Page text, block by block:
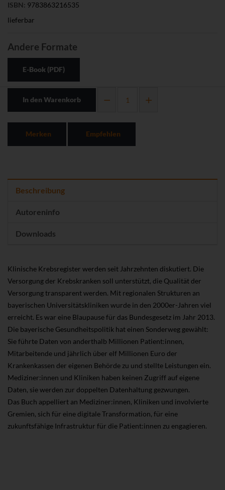
ISBN: 9783863216535
lieferbar
Andere Formate
E-Book (PDF)
In den Warenkorb
Merken Empfehlen
Beschreibung
Autoreninfo
Downloads
Klinische Krebsregister werden seit Jahrzehnten diskutiert. Die
Versorgung der Krebskranken soll unterstützt, die Qualität der
Versorgung transparent werden. Mit regionalen Strukturen an
bayerischen Universitätskliniken wurde in den 2000er-Jahren viel
erreicht. Es war eine Blaupause für das Bundesgesetz im Jahr 2013.
Die bayerische Gesundheitspolitik hat einen Sonderweg gewählt:
Sie führte Daten von anderthalb Millionen Patient:innen,
Mitarbeitende und jährlich über elf Millionen Euro der
Krankenkassen der eigenen Behörde zu und stellte Leistungen ein.
Mediziner:innen und Kliniken haben keinen Zugriff auf eigene
Daten, sie werden zur doppelten Datenhaltung gezwungen.
Das Buch appelliert an Mediziner:innen, Kliniken und involvierte
Gremien, sich für eine digitale Transformation, für eine
zukunftsfähige Infrastruktur für die Patient:innen zu engagieren.